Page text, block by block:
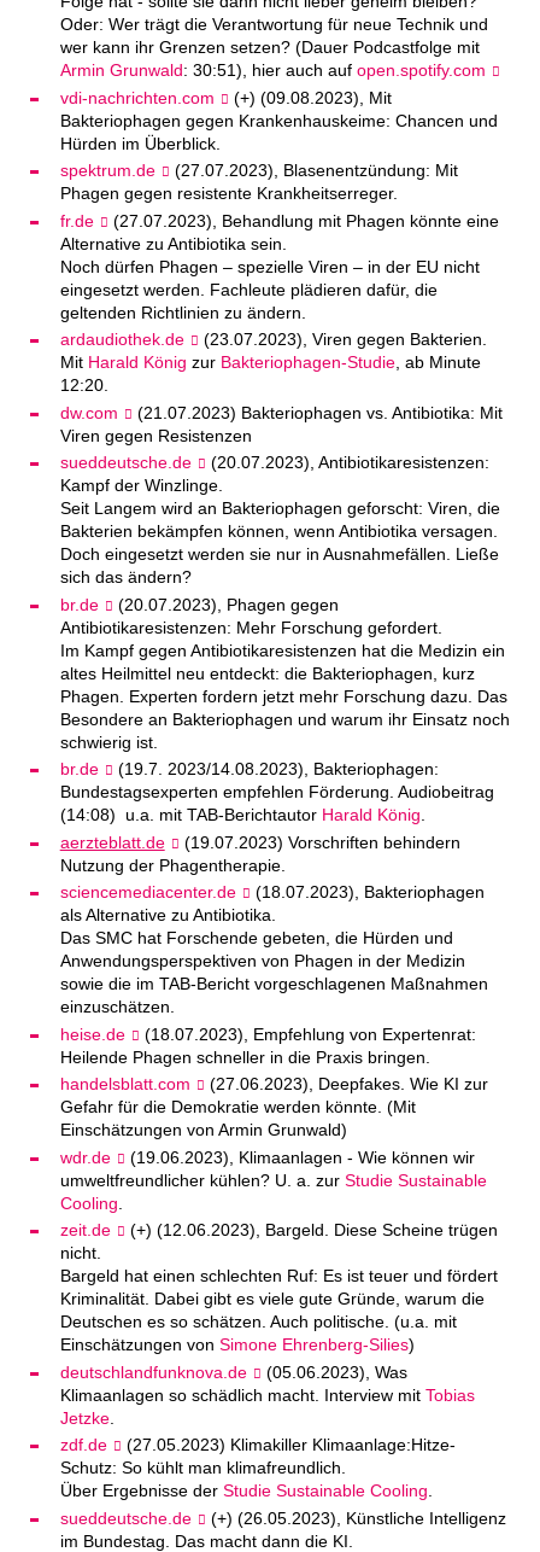
Oder: Wer trägt die Verantwortung für neue Technik und
wer kann ihr Grenzen setzen? (Dauer Podcastfolge mit
Armin Grunwald: 30:51), hier auch auf open.spotify.com
vdi-nachrichten.com
(+) (09.08.2023), Mit
Bakteriophagen gegen Krankenhauskeime: Chancen und
Hürden im Überblick.
spektrum.de
(27.07.2023), Blasenentzündung: Mit
Phagen gegen resistente Krankheitserreger.
fr.de
(27.07.2023), Behandlung mit Phagen könnte eine
Alternative zu Antibiotika sein.
Noch dürfen Phagen – spezielle Viren – in der EU nicht
eingesetzt werden. Fachleute plädieren dafür, die
geltenden Richtlinien zu ändern.
ardaudiothek.de
(23.07.2023), Viren gegen Bakterien.
Mit Harald König zur Bakteriophagen-Studie, ab Minute
12:20.
dw.com
(21.07.2023) Bakteriophagen vs. Antibiotika: Mit
Viren gegen Resistenzen
sueddeutsche.de
(20.07.2023), Antibiotikaresistenzen:
Kampf der Winzlinge.
Seit Langem wird an Bakteriophagen geforscht: Viren, die
Bakterien bekämpfen können, wenn Antibiotika versagen.
Doch eingesetzt werden sie nur in Ausnahmefällen. Ließe
sich das ändern?
br.de
(20.07.2023), Phagen gegen
Antibiotikaresistenzen: Mehr Forschung gefordert.
Im Kampf gegen Antibiotikaresistenzen hat die Medizin ein
altes Heilmittel neu entdeckt: die Bakteriophagen, kurz
Phagen. Experten fordern jetzt mehr Forschung dazu. Das
Besondere an Bakteriophagen und warum ihr Einsatz noch
schwierig ist.
br.de
(19.7. 2023/14.08.2023), Bakteriophagen:
Bundestagsexperten empfehlen Förderung. Audiobeitrag
(14:08) u.a. mit TAB-Berichtautor Harald König.
aerzteblatt.de
(19.07.2023) Vorschriften behindern
Nutzung der Phagentherapie.
sciencemediacenter.de
(18.07.2023), Bakteriophagen
als Alternative zu Antibiotika.
Das SMC hat Forschende gebeten, die Hürden und
Anwendungsperspektiven von Phagen in der Medizin
sowie die im TAB-Bericht vorgeschlagenen Maßnahmen
einzuschätzen.
heise.de
(18.07.2023), Empfehlung von Expertenrat:
Heilende Phagen schneller in die Praxis bringen.
handelsblatt.com
(27.06.2023), Deepfakes. Wie KI zur
Gefahr für die Demokratie werden könnte. (Mit
Einschätzungen von Armin Grunwald)
wdr.de
(19.06.2023), Klimaanlagen - Wie können wir
umweltfreundlicher kühlen? U. a. zur Studie Sustainable
Cooling
zeit.de
(+) (12.06.2023), Bargeld. Diese Scheine trügen
nicht.
Bargeld hat einen schlechten Ruf: Es ist teuer und fördert
Kriminalität. Dabei gibt es viele gute Gründe, warum die
Deutschen es so schätzen. Auch politische. (u.a. mit
Einschätzungen von Simone Ehrenberg-Silies)
deutschlandfunknova.de
(05.06.2023), Was
Klimaanlagen so schädlich macht. Interview mit Tobias
Jetzke.
zdf.de
(27.05.2023) Klimakiller Klimaanlage:Hitze-
Schutz: So kühlt man klimafreundlich.
Über Ergebnisse der Studie Sustainable Cooling.
sueddeutsche.de
(+) (26.05.2023), Künstliche Intelligenz
im Bundestag. Das macht dann die KI.